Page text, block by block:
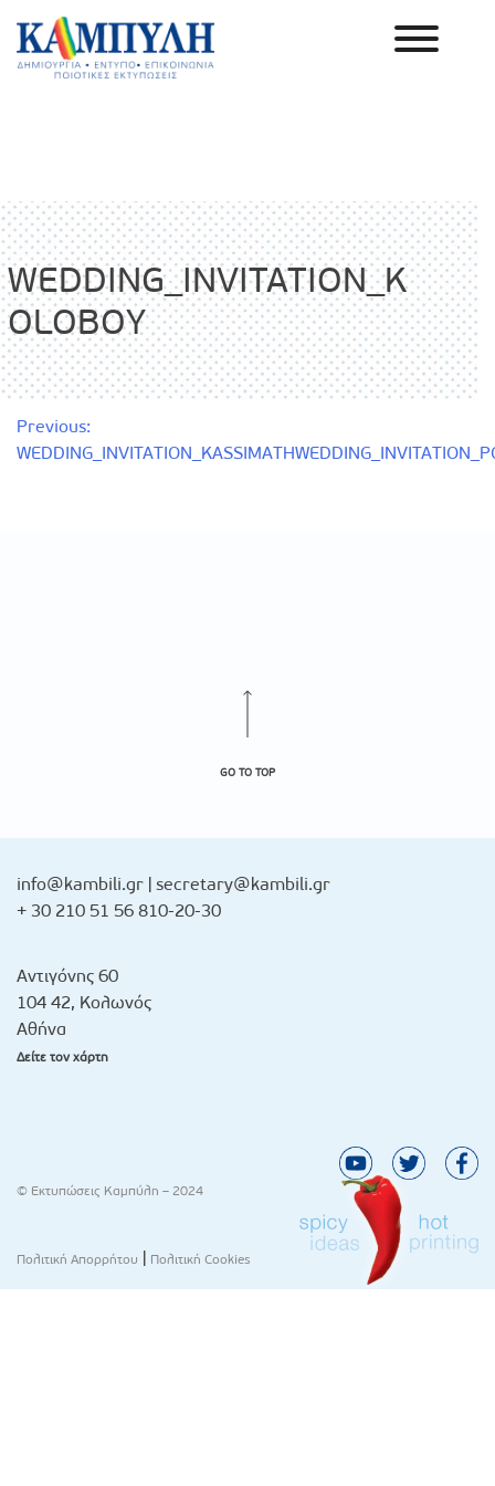
Skip
content
WEDDING_INVITATION_K
OLOBOY
Πλοήγηση
Previous:
WEDDING_INVITATION_KASSIMATH
GO TO TOP
info@kambili.gr secretary@kambili.gr
+ 30 210 51 56 810-20-30
Αντιγόνης 60
104 42, Κολωνός
Αθήνα
Δείτε τον χάρτη
© Εκτυπώσεις Καμπύλη – 2024
Πολιτική Απορρήτου | Πολιτική Cookies